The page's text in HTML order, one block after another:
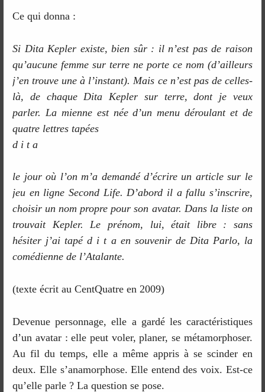
Ce qui donna :
Si Dita Kepler existe, bien sûr : il n’est pas de raison
qu’aucune femme sur terre ne porte ce nom (d’ailleurs
j’en trouve une à l’instant). Mais ce n’est pas de celles-
là, de chaque Dita Kepler sur terre, dont je veux
parler. La mienne est née d’un menu déroulant et de
quatre lettres tapées
d i t a
le jour où l’on m’a demandé d’écrire un article sur le
jeu en ligne Second Life. D’abord il a fallu s’inscrire,
choisir un nom propre pour son avatar. Dans la liste on
trouvait Kepler. Le prénom, lui, était libre : sans
hésiter j’ai tapé d i t a en souvenir de Dita Parlo, la
comédienne de l’Atalante.
(texte écrit au CentQuatre en 2009)
Devenue personnage, elle a gardé les caractéristiques
d’un avatar : elle peut voler, planer, se métamorphoser.
Au fil du temps, elle a même appris à se scinder en
deux. Elle s’anamorphose. Elle entend des voix. Est-ce
qu’elle parle ? La question se pose.